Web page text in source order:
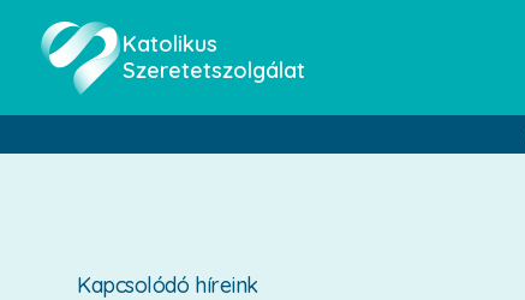
Katolikus
Szeretetszolgálat
Kapcsolódó híreink